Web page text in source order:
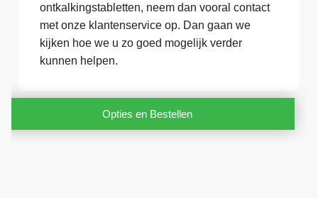
ontkalkingstabletten, neem dan vooral contact
met onze klantenservice op. Dan gaan we
kijken hoe we u zo goed mogelijk verder
kunnen helpen.
Opties en Bestellen